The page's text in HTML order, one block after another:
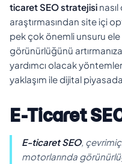
ticaret SEO stratejisi
araştırmasından site içi
pek çok önemli unsuru ele
görünürlüğünü
yardımcı olacak
yaklaşım ile dijital
E-Ticaret
E-ticaret SEO,
motorlarında